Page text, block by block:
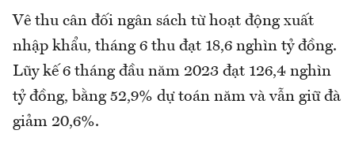
Vê thu cân đối ngân sách từ hoạt động xuất
nhập khẩu, tháng 6 thu đạt 18,6 nghìn tỷ đồng.
Lũy kế 6 tháng đầu năm 2023 đạt 126,4 nghìn
tỷ đồng, bằng 52,9% dự toán năm và vẫn giữ đà
giảm 20,6%.